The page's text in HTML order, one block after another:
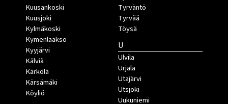
Kuusankoski
Kuusjoki
Kylmäkoski
Kymenlaakso
Kyyjärvi
Kälviä
Kärkölä
Kärsämäki
Köyliö
Tyrväntö
Tyrvää
Töysä
U
Ulvila
Urjala
Utajärvi
Utsjoki
Uukuniemi